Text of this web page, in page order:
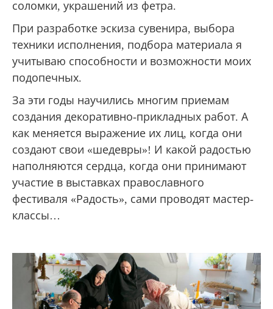
соломки, украшений из фетра.
При разработке эскиза сувенира, выбора
техники исполнения, подбора материала я
учитываю способности и возможности моих
подопечных.
За эти годы научились многим приемам
создания декоративно-прикладных работ. А
как меняется выражение их лиц, когда они
создают свои «шедевры»! И какой радостью
наполняются сердца, когда они принимают
участие в выставках православного
фестиваля «Радость», сами проводят мастер-
классы…